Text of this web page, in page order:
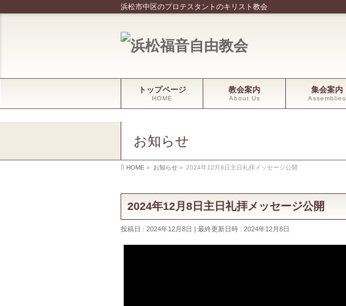
浜松市中区のプロテスタントのキリスト教会
トップページ
HOME
教会案内
About Us
集会案内
Assemblies
お知らせ
HOME » お知らせ » 2024年12月8日主日礼拝メッセージ公開
2024年12月8日主日礼拝メッセージ公開
投稿日 : 2024年12月8日 最終更新日時 : 2024年12月8日